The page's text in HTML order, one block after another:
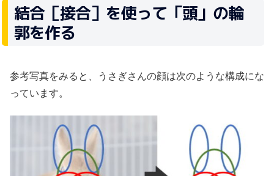
結合［接合］を使って「頭」の輪
郭を作る
参考写真をみると、うさぎさんの顔は次のような構成にな
っています。